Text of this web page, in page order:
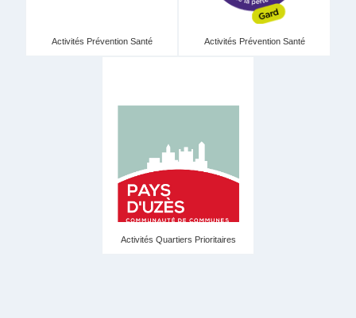
Activités Prévention Santé Activités Prévention Santé
Activités Quartiers Prioritaires